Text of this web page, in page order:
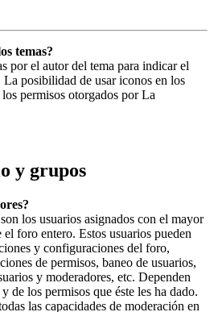
temas?
por el autor del tema para indicar el
posibilidad de usar iconos en los
los permisos otorgados por La
y grupos
los usuarios asignados con el mayor
foro entero. Estos usuarios pueden
y configuraciones del foro,
de permisos, baneo de usuarios,
y moderadores, etc. Dependen
de los permisos que éste les ha dado.
las capacidades de moderación en